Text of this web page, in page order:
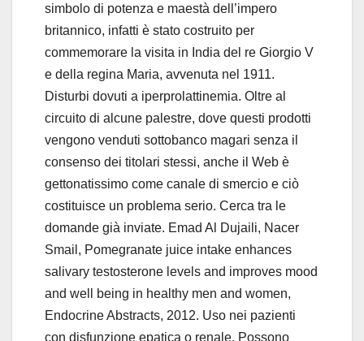
simbolo di potenza e maestà dell’impero
britannico, infatti è stato costruito per
commemorare la visita in India del re Giorgio V
e della regina Maria, avvenuta nel 1911.
Disturbi dovuti a iperprolattinemia. Oltre al
circuito di alcune palestre, dove questi prodotti
vengono venduti sottobanco magari senza il
consenso dei titolari stessi, anche il Web è
gettonatissimo come canale di smercio e ciò
costituisce un problema serio. Cerca tra le
domande già inviate. Emad Al Dujaili, Nacer
Smail, Pomegranate juice intake enhances
salivary testosterone levels and improves mood
and well being in healthy men and women,
Endocrine Abstracts, 2012. Uso nei pazienti
con disfunzione epatica o renale. Possono